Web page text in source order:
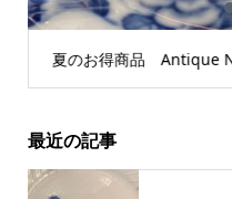
夏のお得商品 Antique
最近の記事